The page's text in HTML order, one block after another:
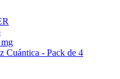
Cuántica - Pack de 4